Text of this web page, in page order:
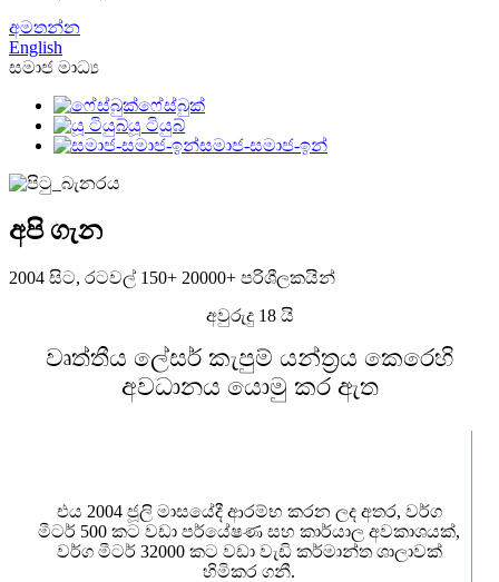
අමතන්න
English
සමාජ මාධ්‍ය
ෆේස්බුක්
යූ ටියුබ්
සමාජ-සමාජ-ඉන්
අපි ගැන
2004 සිට, රටවල් 150+ 20000+ පරිශීලකයින්
අවුරුදු 18 යි
වෘත්තීය ලේසර් කැපුම් යන්ත්‍රය කෙරෙහි
අවධානය යොමු කර ඇත
එය 2004 ජූලි මාසයේදී ආරම්භ කරන ලද අතර, වර්ග
මීටර් 500 කට වඩා පර්යේෂණ සහ කාර්යාල අවකාශයක්,
වර්ග මීටර් 32000 කට වඩා වැඩි කර්මාන්ත ශාලාවක්
හිමිකර ගනී.